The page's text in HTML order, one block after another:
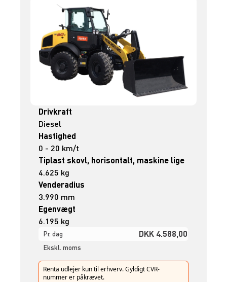
Drivkraft
Diesel
Hastighed
0 - 20 km/t
Tiplast skovl, horisontalt, maskine lige
4.625 kg
Venderadius
3.990 mm
Egenvægt
6.195 kg
Pr. dag DKK 4.588,00
Ekskl. moms
Renta udlejer kun til erhverv. Gyldigt CVR-
nummer er påkrævet.